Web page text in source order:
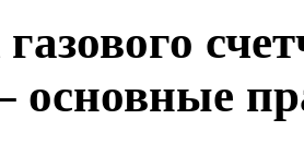
основные